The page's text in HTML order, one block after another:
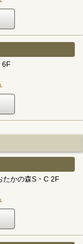
6F
たかの森S・C 2F